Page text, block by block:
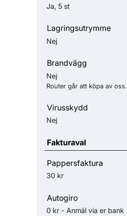
Ja, 5 st
Lagringsutrymme
Nej
Brandvägg
Nej
Router går att köpa av oss.
Virusskydd
Nej
Fakturaval
Pappersfaktura
30 kr
Autogiro
0 kr - Anmäl via er bank